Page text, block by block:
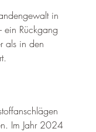
in
ein Rückgang
als in den
Im Jahr 2024